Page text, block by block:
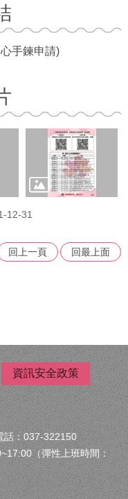
手鍊申請)
12-31
回上一頁 回最上面
資訊安全政策
話：037-322150
（彈性上班時間：